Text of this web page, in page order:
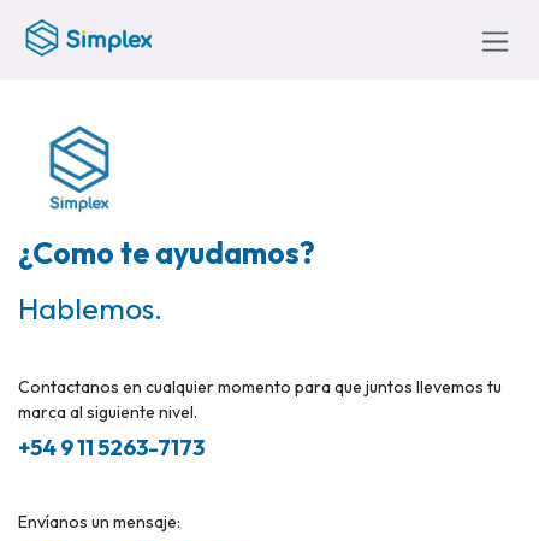
Ir al contenido
¿Como te ayudamos?
Hablemos.
Contactanos en cualquier momento para que juntos llevemos tu
marca al siguiente nivel.
+54 9 11 5263-7173
Envíanos un mensaje: